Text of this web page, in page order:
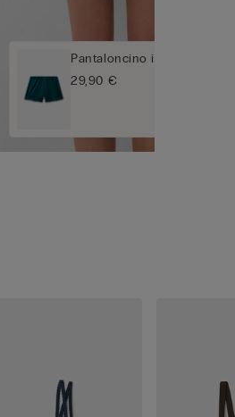
Pantaloncino in Seta con
29,90 €